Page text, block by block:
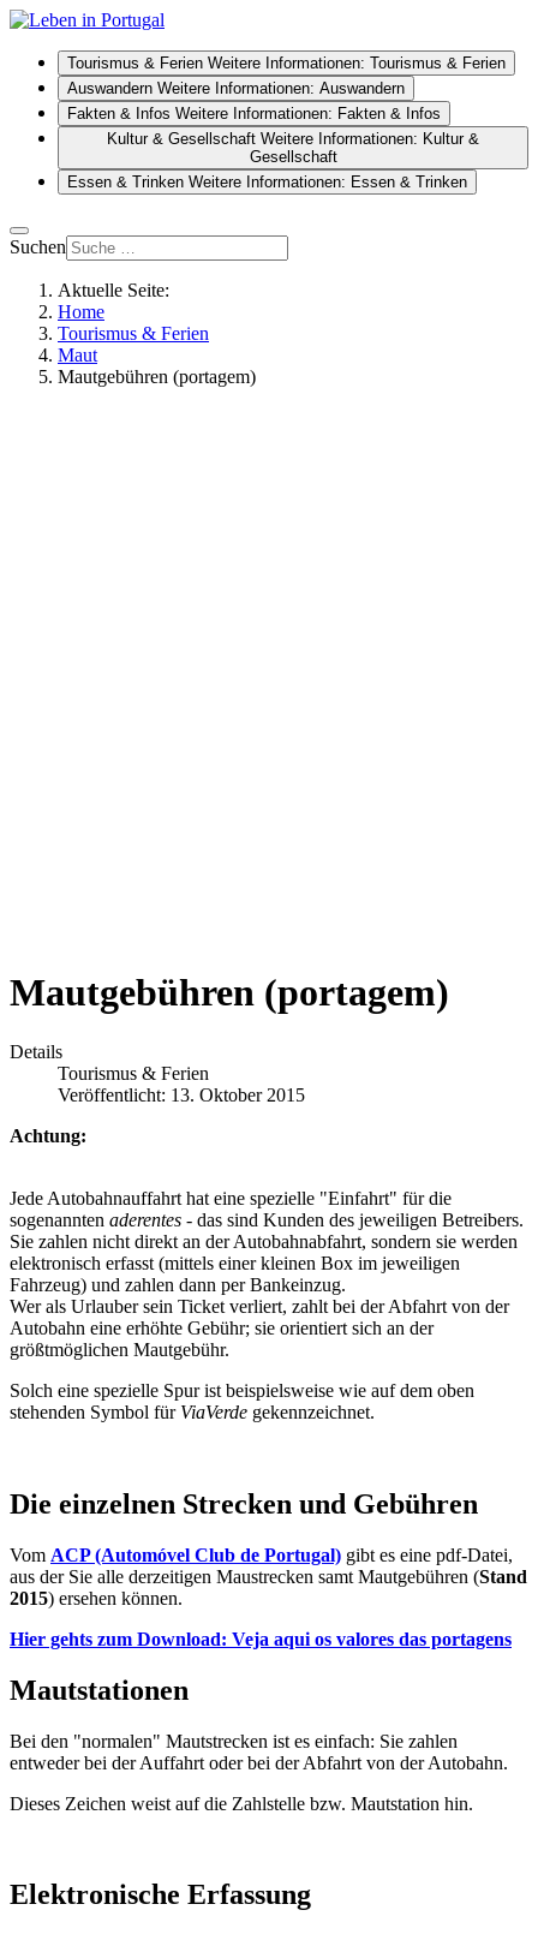
Tourismus & Ferien Weitere Informationen: Tourismus & Ferien
Auswandern Weitere Informationen: Auswandern
Fakten & Infos Weitere Informationen: Fakten & Infos
Kultur & Gesellschaft Weitere Informationen: Kultur &
Gesellschaft
Essen & Trinken Weitere Informationen: Essen & Trinken
Suchen
Aktuelle Seite:
Home
Tourismus & Ferien
Maut
Mautgebühren (portagem)
Mautgebühren (portagem)
Details
Tourismus & Ferien
Veröffentlicht: 13. Oktober 2015
Achtung:
Jede Autobahnauffahrt hat eine spezielle "Einfahrt" für die
sogenannten aderentes - das sind Kunden des jeweiligen Betreibers.
Sie zahlen nicht direkt an der Autobahnabfahrt, sondern sie werden
elektronisch erfasst (mittels einer kleinen Box im jeweiligen
Fahrzeug) und zahlen dann per Bankeinzug.
Wer als Urlauber sein Ticket verliert, zahlt bei der Abfahrt von der
Autobahn eine erhöhte Gebühr; sie orientiert sich an der
größtmöglichen Mautgebühr.
Solch eine spezielle Spur ist beispielsweise wie auf dem oben
stehenden Symbol für ViaVerde gekennzeichnet.
Die einzelnen Strecken und Gebühren
Vom ACP (Automóvel Club de Portugal) gibt es eine pdf-Datei,
aus der Sie alle derzeitigen Maustrecken samt Mautgebühren (Stand
2015) ersehen können.
Hier gehts zum Download: Veja aqui os valores das portagens
Mautstationen
Bei den "normalen" Mautstrecken ist es einfach: Sie zahlen
entweder bei der Auffahrt oder bei der Abfahrt von der Autobahn.
Dieses Zeichen weist auf die Zahlstelle bzw. Mautstation hin.
Elektronische Erfassung